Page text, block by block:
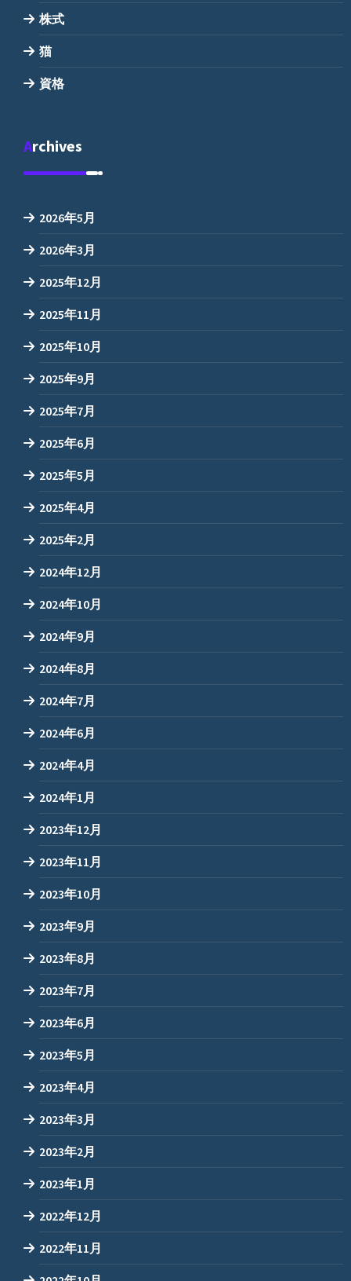
株式
猫
資格
Archives
2026年5月
2026年3月
2025年12月
2025年11月
2025年10月
2025年9月
2025年7月
2025年6月
2025年5月
2025年4月
2025年2月
2024年12月
2024年10月
2024年9月
2024年8月
2024年7月
2024年6月
2024年4月
2024年1月
2023年12月
2023年11月
2023年10月
2023年9月
2023年8月
2023年7月
2023年6月
2023年5月
2023年4月
2023年3月
2023年2月
2023年1月
2022年12月
2022年11月